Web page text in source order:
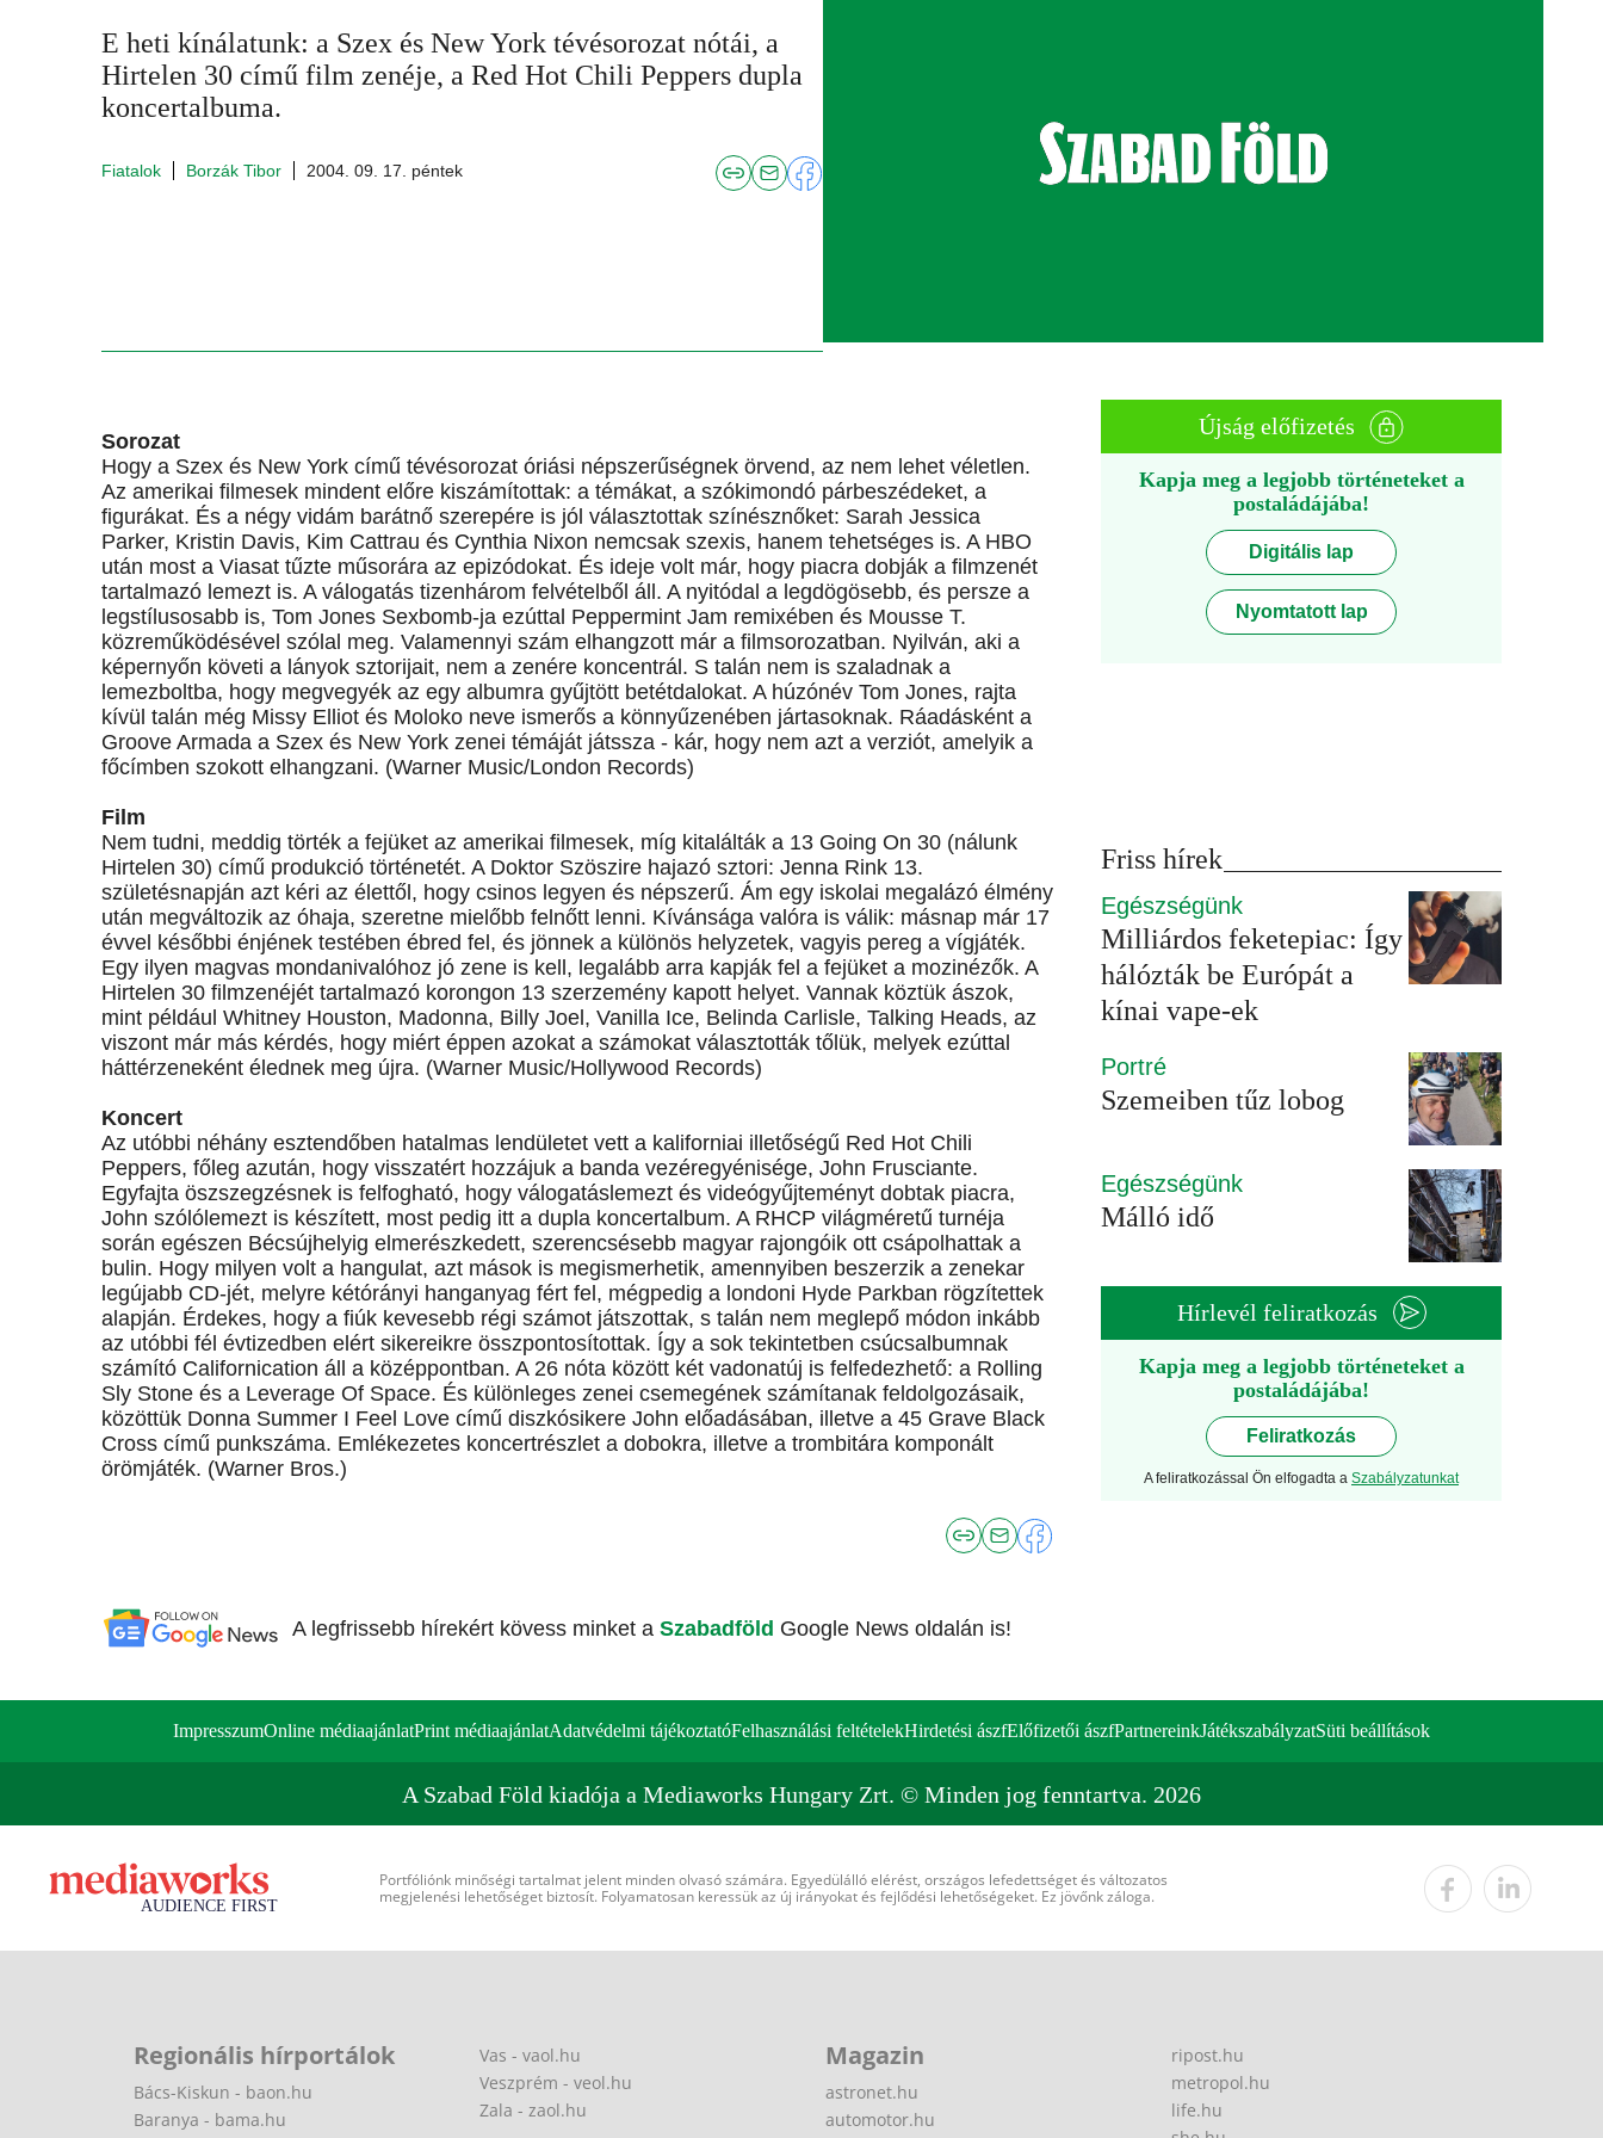
E heti kínálatunk: a Szex és New York tévésorozat nótái, a
Hirtelen 30 című film zenéje, a Red Hot Chili Peppers dupla
koncertalbuma.
Fiatalok Borzák Tibor 2004. 09. 17. péntek
Sorozat
Hogy a Szex és New York című tévésorozat óriási népszerűségnek örvend, az nem lehet véletlen.
Az amerikai filmesek mindent előre kiszámítottak: a témákat, a szókimondó párbeszédeket, a
figurákat. És a négy vidám barátnő szerepére is jól választottak színésznőket: Sarah Jessica
Parker, Kristin Davis, Kim Cattrau és Cynthia Nixon nemcsak szexis, hanem tehetséges is. A HBO
után most a Viasat tűzte műsorára az epizódokat. És ideje volt már, hogy piacra dobják a filmzenét
tartalmazó lemezt is. A válogatás tizenhárom felvételből áll. A nyitódal a legdögösebb, és persze a
legstílusosabb is, Tom Jones Sexbomb-ja ezúttal Peppermint Jam remixében és Mousse T.
közreműködésével szólal meg. Valamennyi szám elhangzott már a filmsorozatban. Nyilván, aki a
képernyőn követi a lányok sztorijait, nem a zenére koncentrál. S talán nem is szaladnak a
lemezboltba, hogy megvegyék az egy albumra gyűjtött betétdalokat. A húzónév Tom Jones, rajta
kívül talán még Missy Elliot és Moloko neve ismerős a könnyűzenében jártasoknak. Ráadásként a
Groove Armada a Szex és New York zenei témáját játssza - kár, hogy nem azt a verziót, amelyik a
főcímben szokott elhangzani. (Warner Music/London Records)
Film
Nem tudni, meddig törték a fejüket az amerikai filmesek, míg kitalálták a 13 Going On 30 (nálunk
Hirtelen 30) című produkció történetét. A Doktor Szöszire hajazó sztori: Jenna Rink 13.
születésnapján azt kéri az élettől, hogy csinos legyen és népszerű. Ám egy iskolai megalázó élmény
után megváltozik az óhaja, szeretne mielőbb felnőtt lenni. Kívánsága valóra is válik: másnap már 17
évvel későbbi énjének testében ébred fel, és jönnek a különös helyzetek, vagyis pereg a vígjáték.
Egy ilyen magvas mondanivalóhoz jó zene is kell, legalább arra kapják fel a fejüket a mozinézők. A
Hirtelen 30 filmzenéjét tartalmazó korongon 13 szerzemény kapott helyet. Vannak köztük ászok,
mint például Whitney Houston, Madonna, Billy Joel, Vanilla Ice, Belinda Carlisle, Talking Heads, az
viszont már más kérdés, hogy miért éppen azokat a számokat választották tőlük, melyek ezúttal
háttérzeneként élednek meg újra. (Warner Music/Hollywood Records)
Koncert
Az utóbbi néhány esztendőben hatalmas lendületet vett a kaliforniai illetőségű Red Hot Chili
Peppers, főleg azután, hogy visszatért hozzájuk a banda vezéregyénisége, John Frusciante.
Egyfajta öszszegzésnek is felfogható, hogy válogatáslemezt és videógyűjteményt dobtak piacra,
John szólólemezt is készített, most pedig itt a dupla koncertalbum. A RHCP világméretű turnéja
során egészen Bécsújhelyig elmerészkedett, szerencsésebb magyar rajongóik ott csápolhattak a
bulin. Hogy milyen volt a hangulat, azt mások is megismerhetik, amennyiben beszerzik a zenekar
legújabb CD-jét, melyre kétórányi hanganyag fért fel, mégpedig a londoni Hyde Parkban rögzítettek
alapján. Érdekes, hogy a fiúk kevesebb régi számot játszottak, s talán nem meglepő módon inkább
az utóbbi fél évtizedben elért sikereikre összpontosítottak. Így a sok tekintetben csúcsalbumnak
számító Californication áll a középpontban. A 26 nóta között két vadonatúj is felfedezhető: a Rolling
Sly Stone és a Leverage Of Space. És különleges zenei csemegének számítanak feldolgozásaik,
közöttük Donna Summer I Feel Love című diszkósikere John előadásában, illetve a 45 Grave Black
Cross című punkszáma. Emlékezetes koncertrészlet a dobokra, illetve a trombitára komponált
örömjáték. (Warner Bros.)
A legfrissebb hírekért kövess minket a Szabadföld Google News oldalán is!
Újság előfizetés
Kapja meg a legjobb történeteket a
postaládájába!
Digitális lap
Nyomtatott lap
Friss hírek
Egészségünk
Milliárdos feketepiac: Így
hálózták be Európát a
kínai vape-ek
Portré
Szemeiben tűz lobog
Egészségünk
Málló idő
Hírlevél feliratkozás
Kapja meg a legjobb történeteket a
postaládájába!
Feliratkozás
A feliratkozással Ön elfogadta a Szabályzatunkat
ImpresszumOnline médiaajánlatPrint médiaajánlatAdatvédelmi tájékoztatóFelhasználási feltételekHirdetési ászfElőfizetői ászfPartnereinkJátékszabályzatSüti beállítások
A Szabad Föld kiadója a Mediaworks Hungary Zrt. © Minden jog fenntartva. 2026
Portfóliónk minőségi tartalmat jelent minden olvasó számára. Egyedülálló elérést, országos lefedettséget és változatos
megjelenési lehetőséget biztosít. Folyamatosan keressük az új irányokat és fejlődési lehetőségeket. Ez jövőnk záloga.
Regionális hírportálok
Bács-Kiskun - baon.hu
Baranya - bama.hu
Vas - vaol.hu
Veszprém - veol.hu
Zala - zaol.hu
Magazin
astronet.hu
automotor.hu
ripost.hu
metropol.hu
life.hu